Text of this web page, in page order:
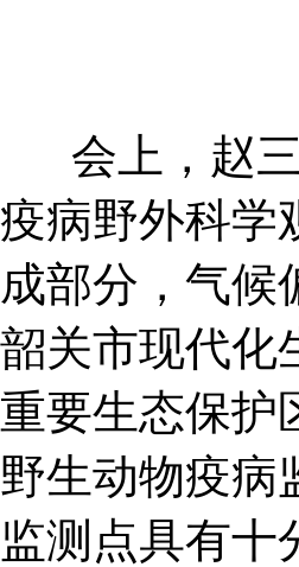
会上，赵
疫病野外科学
成部分，气候
韶关市现代化
重要生态保护
野生动物疫病
监测点具有十